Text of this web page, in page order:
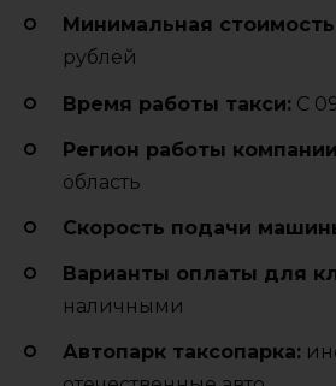
Минимальная стоимость
рублей
Время работы такси: С
Регион работы
область
Cкорость подачи
Варианты оплаты для
наличными
Автопарк таксопарка: